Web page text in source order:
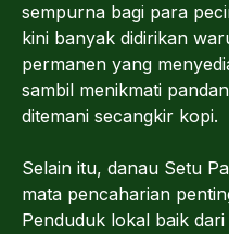
sempurna bagi para
kini banyak didirikan
permanen yang
sambil menikmati
ditemani secangkir kopi.
Selain itu, danau Setu
mata pencaharian
Penduduk lokal baik